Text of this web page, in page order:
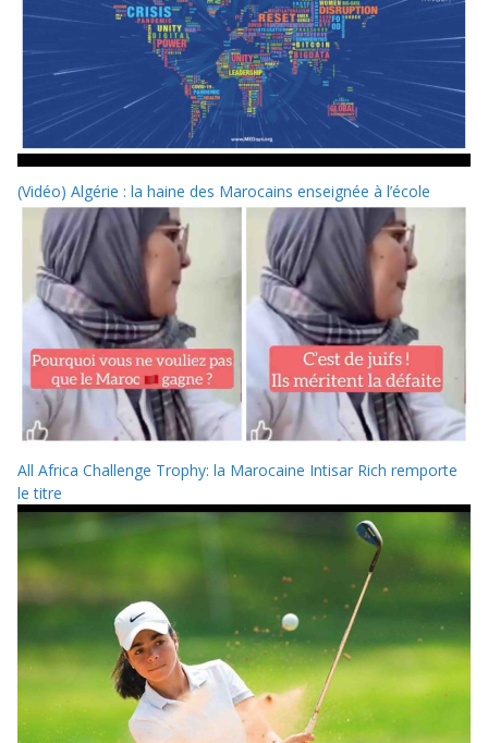
(Vidéo) Algérie : la haine des Marocains enseignée à l’école
All Africa Challenge Trophy: la Marocaine Intisar Rich remporte
le titre